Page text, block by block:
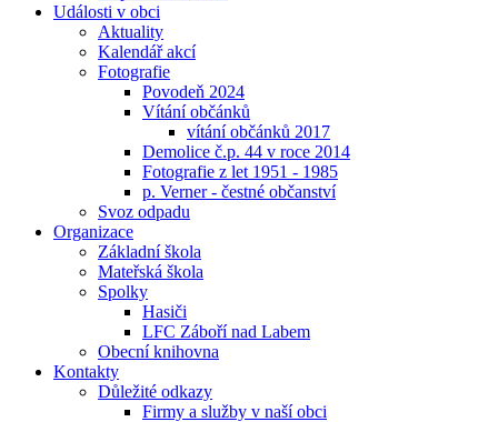
Události v obci
Aktuality
Kalendář akcí
Fotografie
Povodeň 2024
Vítání občánků
vítání občánků 2017
Demolice č.p. 44 v roce 2014
Fotografie z let 1951 - 1985
p. Verner - čestné občanství
Svoz odpadu
Organizace
Základní škola
Mateřská škola
Spolky
Hasiči
LFC Záboří nad Labem
Obecní knihovna
Kontakty
Důležité odkazy
Firmy a služby v naší obci